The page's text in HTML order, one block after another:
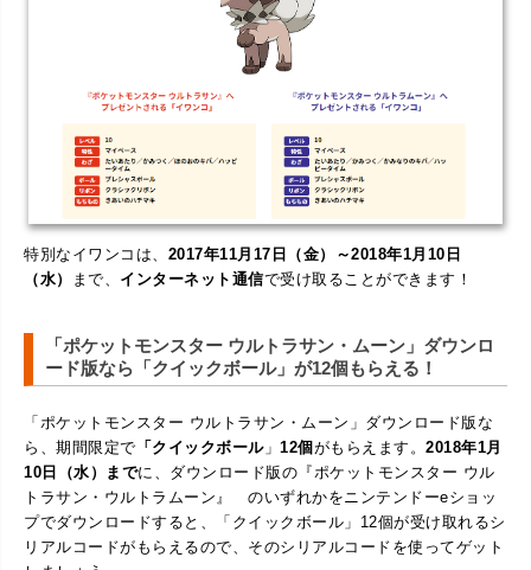
特別なイワンコは、 2017年11月17日（金）～2018年1月10日
（水）
まで、 インターネット通信で受け取ることができます！
「ポケットモンスター ウルトラサン・ムーン」ダウンロ
ード版なら「クイックボール」が12個もらえる！
「ポケットモンスター ウルトラサン・ムーン」ダウンロード版な
ら、期間限定で 「クイックボール」 12個 がもらえます。 2018年1月
10日（水）までに、ダウンロード版の『ポケットモンスター ウル
トラサン・ウルトラムーン』 のいずれかをニンテンドーeショッ
プでダウンロードすると、「クイックボール」12個が受け取れるシ
リアルコードがもらえるので、そのシリアルコードを使ってゲット